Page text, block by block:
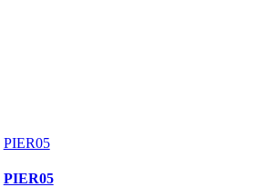
PIER05
PIER05